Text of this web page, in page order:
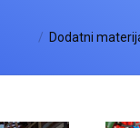
Dodatni